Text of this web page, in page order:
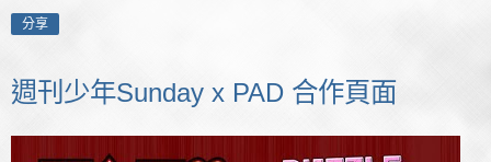
分享
週刊少年Sunday x PAD 合作頁面